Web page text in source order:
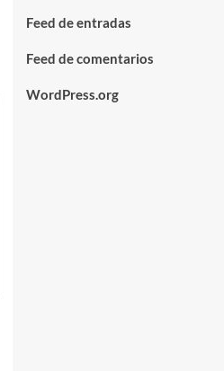
Feed de entradas
Feed de comentarios
WordPress.org